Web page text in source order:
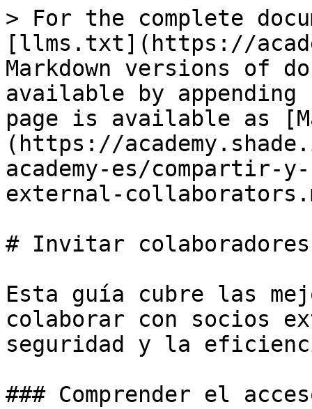
> For the complete
[llms.txt](https://
Markdown versions of
available by
page is available as
(https://
academy-es/
external-
# Invitar
Esta guía cubre las
colaborar con socios
seguridad y la
### Comprender el